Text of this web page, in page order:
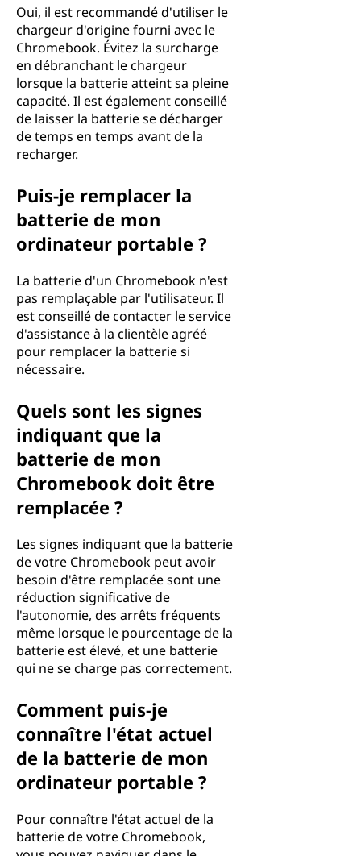
Oui, il est recommandé d'utiliser le
chargeur d'origine fourni avec le
Chromebook. Évitez la surcharge
en débranchant le chargeur
lorsque la batterie atteint sa pleine
capacité. Il est également conseillé
de laisser la batterie se décharger
de temps en temps avant de la
recharger.
Puis-je remplacer la
batterie de mon
ordinateur portable ?
La batterie d'un Chromebook n'est
pas remplaçable par l'utilisateur. Il
est conseillé de contacter le service
d'assistance à la clientèle agréé
pour remplacer la batterie si
nécessaire.
Quels sont les signes
indiquant que la
batterie de mon
Chromebook doit être
remplacée ?
Les signes indiquant que la batterie
de votre Chromebook peut avoir
besoin d'être remplacée sont une
réduction significative de
l'autonomie, des arrêts fréquents
même lorsque le pourcentage de la
batterie est élevé, et une batterie
qui ne se charge pas correctement.
Comment puis-je
connaître l'état actuel
de la batterie de mon
ordinateur portable ?
Pour connaître l'état actuel de la
batterie de votre Chromebook,